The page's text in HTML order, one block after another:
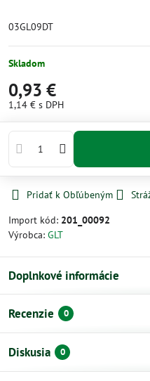
03GL09DT
Skladom
0,93 €
1,14 € s DPH
Pridať k Obľúbeným
Import kód: 201_00092
Výrobca: GLT
Doplnkové informácie
Recenzie 0
Diskusia 0